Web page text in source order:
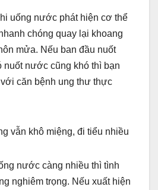
er
k
uống nước phát hiện cơ thể
chóng quay lại khoang
mửa. Nếu ban đầu nuốt
nuốt nước cũng khó thì bạn
căn bệnh ung thư thực
vẫn khô miệng, đi tiểu nhiều
nước càng nhiều thì tình
nghiêm trọng. Nếu xuất hiện